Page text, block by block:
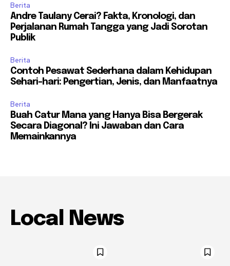
Berita
Andre Taulany Cerai? Fakta, Kronologi, dan
Perjalanan Rumah Tangga yang Jadi Sorotan
Publik
Berita
Contoh Pesawat Sederhana dalam Kehidupan
Sehari-hari: Pengertian, Jenis, dan Manfaatnya
Berita
Buah Catur Mana yang Hanya Bisa Bergerak
Secara Diagonal? Ini Jawaban dan Cara
Memainkannya
Local News